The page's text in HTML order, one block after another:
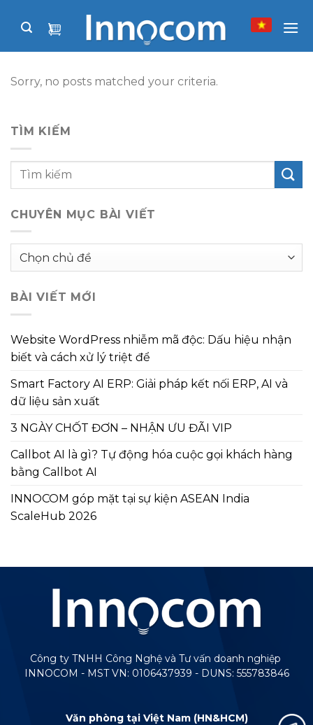
Sorry, no posts matched your criteria.
TÌM KIẾM
CHUYÊN MỤC BÀI VIẾT
Chuyên
viết
BÀI VIẾT MỚI
Website WordPress nhiễm mã độc: Dấu hiệu nhận
biết và cách xử lý triệt để
Smart Factory AI ERP: Giải pháp kết nối ERP, AI và
dữ liệu sản xuất
3 NGÀY CHỐT ĐƠN – NHẬN ƯU ĐÃI VIP
Callbot AI là gì? Tự động hóa cuộc gọi khách hàng
bằng Callbot AI
INNOCOM góp mặt tại sự kiện ASEAN India
ScaleHub 2026
Công ty TNHH Công Nghệ và Tư vấn doanh nghiệp
INNOCOM - MST VN: 0106437939 - DUNS: 555783846
Văn phòng tại Việt Nam (HN&HCM)